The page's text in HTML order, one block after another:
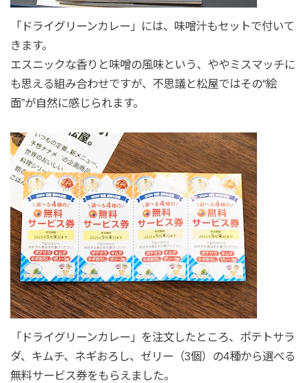
「ドライグリーンカレー」には、味噌汁もセットで付いて
きます。
エスニックな香りと味噌の風味という、ややミスマッチに
も思える組み合わせですが、不思議と松屋ではその“絵
面”が自然に感じられます。
「ドライグリーンカレー」を注文したところ、ポテトサラ
ダ、キムチ、ネギおろし、ゼリー（3個）の4種から選べる
無料サービス券をもらえました。